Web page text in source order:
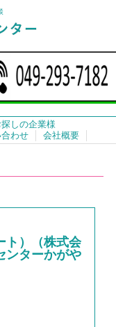
しの企業様
わせ 会社概要
ト）（株式会
ターかがや